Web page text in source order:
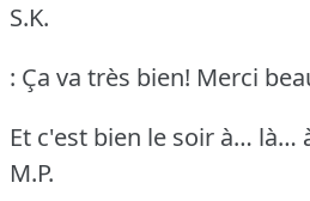
S.K.
: Ça va très bien! Merci
Et c'est bien le soir à… là…
M.P.